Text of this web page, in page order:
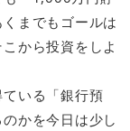
までもゴールは
から投資をしよ
いる「銀行預
かを今日は少し